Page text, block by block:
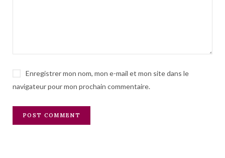
Enregistrer mon nom, mon e-mail et mon site dans le
navigateur pour mon prochain commentaire.